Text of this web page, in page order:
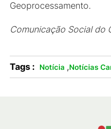
Geoprocessamento.
Comunicação Social do
Tags : Notícia ,Notícias